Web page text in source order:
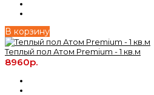
В корзину
Теплый пол Атом Premium - 1 кв.м
8960р.